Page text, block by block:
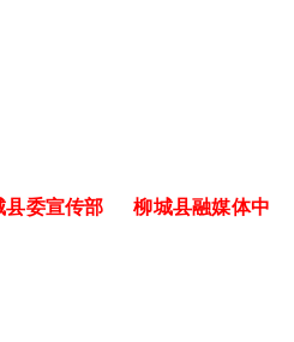
县委宣传部 柳城县融媒体中